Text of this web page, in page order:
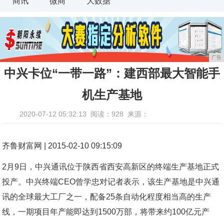
广告
中兴卡位“一带一路”：建西部最大智能手
机生产基地
2020-07-12 05:32:13 阅读：928 来源：
齐鲁财富网 | 2015-02-10 09:15:09
2月9日，中兴通讯位于陕西省西安高新区的终端生产基地正式
投产。中兴终端CEO曾学忠对记者表示，该生产基地是中兴通
讯的全球最大工厂之一，配备25条自动化程度相当高的生产
线，一期项目年产能即达到1500万部，将带来约100亿元产